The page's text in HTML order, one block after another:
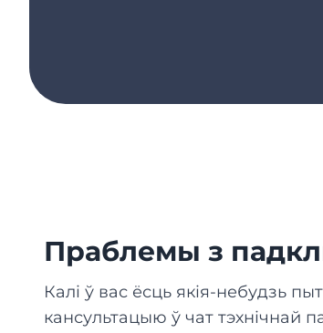
Праблемы з
Калі ў вас ёсць якія-небудзь
кансультацыю ў чат тэхнічнай